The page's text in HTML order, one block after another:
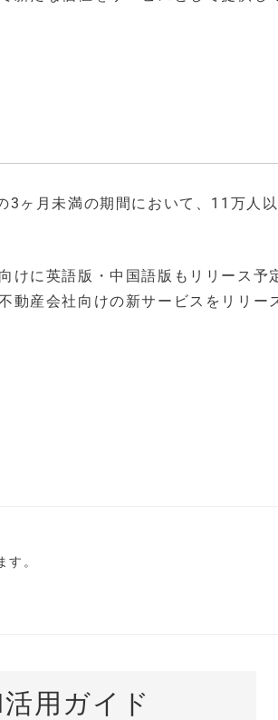
ヶ月未満の期間において、11万人
けに英語版・中国語版もリリース予
動産会社向けの新サービスをリリー
。
用ガイド